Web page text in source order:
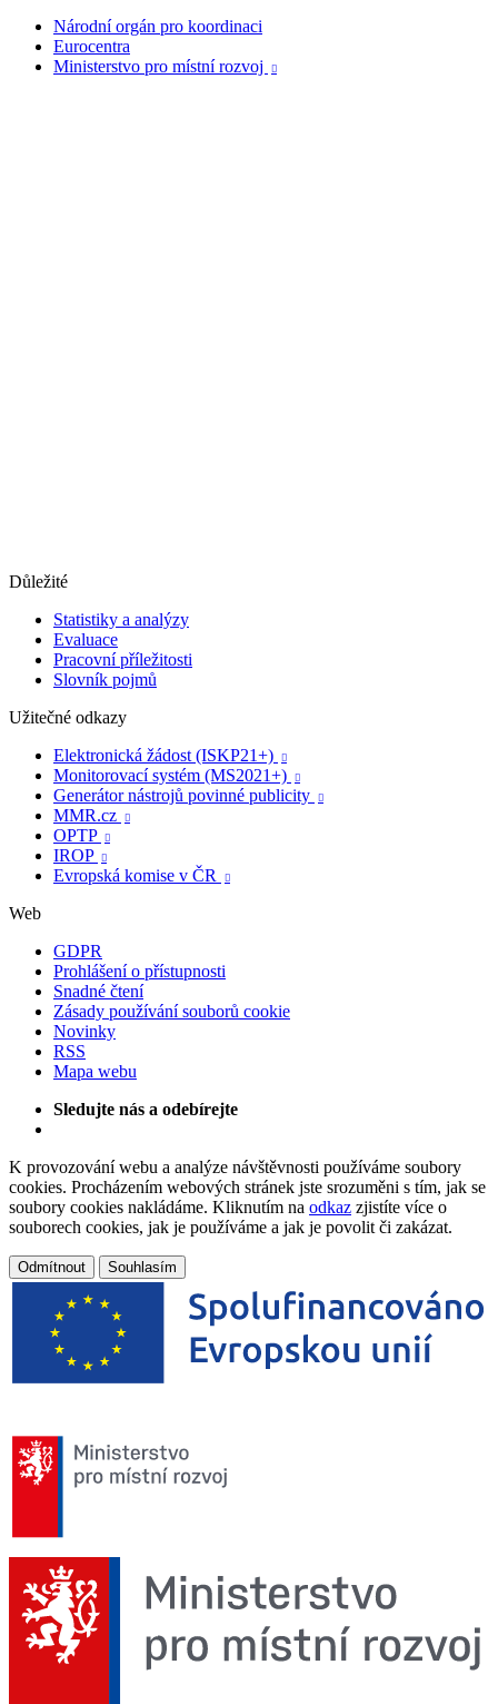
Národní orgán pro koordinaci
Eurocentra
Ministerstvo pro místní rozvoj

Důležité
Statistiky a analýzy
Evaluace
Pracovní příležitosti
Slovník pojmů
Užitečné odkazy
Elektronická žádost (ISKP21+)

Monitorovací systém (MS2021+) 
Generátor nástrojů povinné publicity 
MMR.cz 
OPTP 
IROP 
Evropská komise v ČR 
Web
GDPR
Prohlášení o přístupnosti
Snadné čtení
Zásady používání souborů cookie
Novinky
RSS
Mapa webu
Sledujte nás a odebírejte
K provozování webu a analýze návštěvnosti používáme soubory
cookies. Procházením webových stránek jste srozuměni s tím, jak se
soubory cookies nakládáme. Kliknutím na odkaz zjistíte více o
souborech cookies, jak je používáme a jak je povolit či zakázat.
Odmítnout Souhlasím